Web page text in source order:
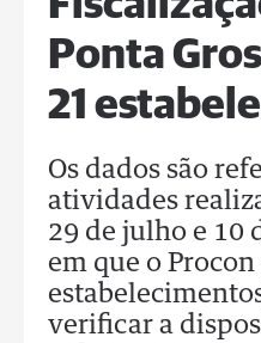
Ponta
21
Os dados são
atividades
29 de julho e 10
em que o
verificar a